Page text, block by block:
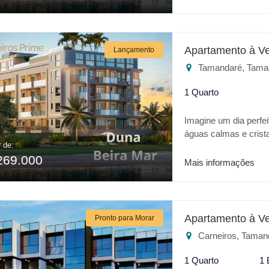
jogos *
Estacionamento
lazer ou para
Lançamento
de:
Apartamento à
Tamandaré,
1 Quarto
Imagine um dia
águas calmas e
apresenta o que há
jogos *
Estacionamento
lazer ou para
Mais informações
Pronto para Morar Apartamento à
Carneiros,
1 Quarto 1